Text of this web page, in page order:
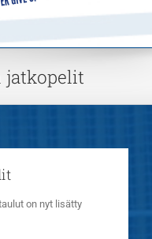
jatkopelit
on nyt lisätty